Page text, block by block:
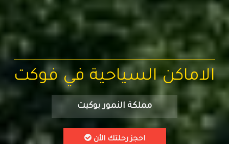
الاماكن السياحية في فوكت
مملكة النمور بوكيت
احجز رحلتك الأن